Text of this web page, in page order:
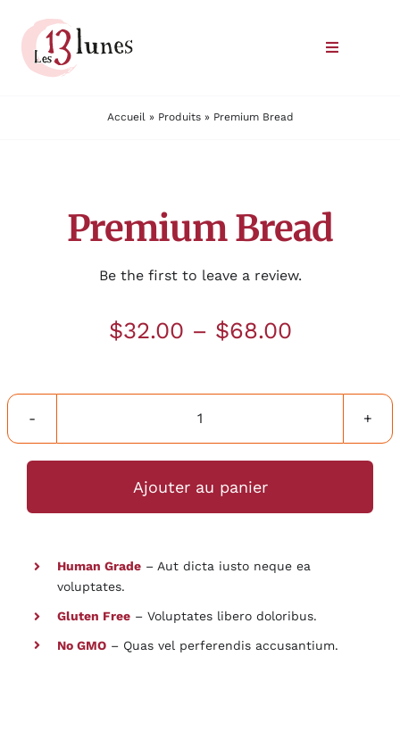
contenu
Toggle
Où trouver nos vins
Accueil» Produits» Premium Bread
Premium Bread
Be the first to leave a review.
$32.00 – $68.00
Premium
Ajouter au panier
Human Grade– Aut dicta iusto neque ea
voluptates.
Gluten Free– Voluptates libero doloribus.
No GMO– Quas vel perferendis accusantium.